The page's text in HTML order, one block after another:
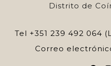
Distrito de
Tel +351 239 492 064
Correo